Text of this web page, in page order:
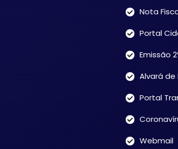
Nota
Portal
Emissão
Alvará
Portal
Webmail